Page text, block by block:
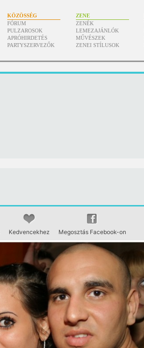
KÖZÖSSÉG
FÓRUM
PULZAROSOK
APRÓHIRDETÉS
PARTYSZERVEZŐK
ZENE
ZENÉK
LEMEZAJÁNLÓK
MŰVÉSZEK
ZENEI STÍLUSOK
Kedvencekhez Megosztás Facebook-on